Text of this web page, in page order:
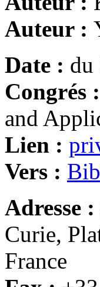
Auteur :
Date : du
Congrés :
and
Lien :
Vers :
Adresse :
Curie,
France